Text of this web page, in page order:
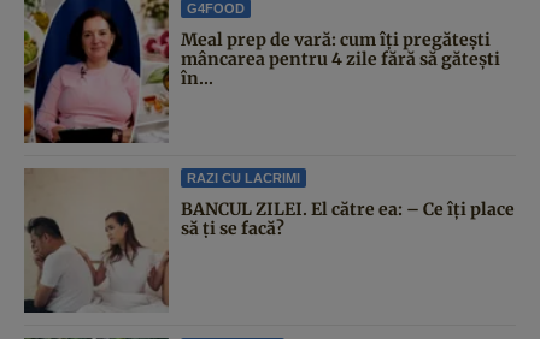
G4FOOD
Meal prep de vară: cum îți pregătești
mâncarea pentru 4 zile fără să gătești
în...
RAZI CU LACRIMI
BANCUL ZILEI. El către ea: – Ce îți place
să ți se facă?